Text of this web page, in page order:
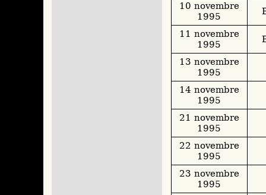
10 novembre
1995
11 novembre
1995
13 novembre
1995
14 novembre
1995
21 novembre
1995
22 novembre
1995
23 novembre
1995